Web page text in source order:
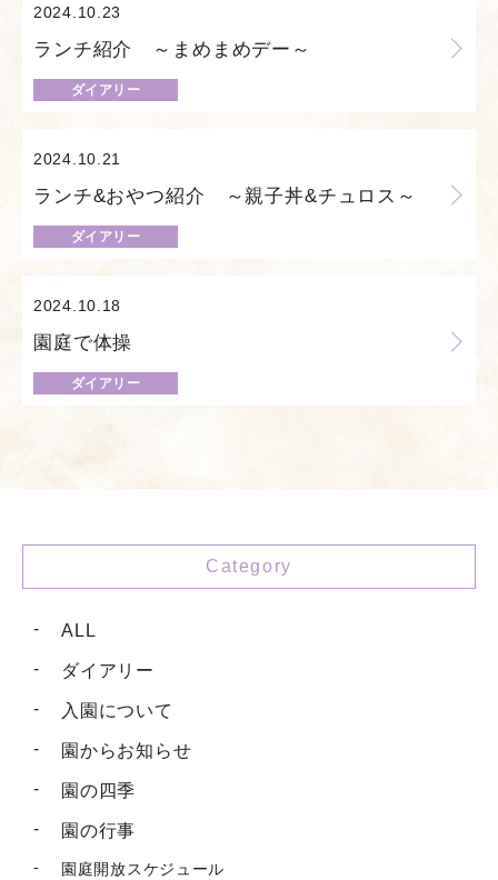
2024.10.23
ランチ紹介 ～まめまめデー～
ダイアリー
2024.10.21
ランチ&おやつ紹介 ～親子丼&チュロス～
ダイアリー
2024.10.18
園庭で体操
ダイアリー
Category
ALL
ダイアリー
入園について
園からお知らせ
園の四季
園の行事
園庭開放スケジュール